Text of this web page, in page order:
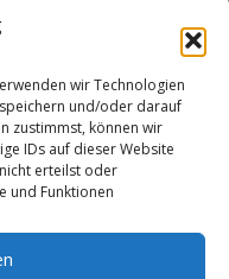
wir Technologien
und/oder darauf
zustimmst, können wir
IDs auf dieser Website
erteilst oder
und Funktionen